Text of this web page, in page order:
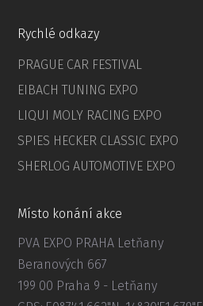
Rychlé odkazy
PRAGUE CAR FESTIVAL
EIBACH TUNING EXPO
LIQUI MOLY RACING EXPO
SPIES HECKER CLASSIC EXPO
SHERLOG AUTOMOTIVE EXPO
Místo konání akce
PVA EXPO PRAHA Letňany
Beranových 667
199 00 Praha 9 - Letňany